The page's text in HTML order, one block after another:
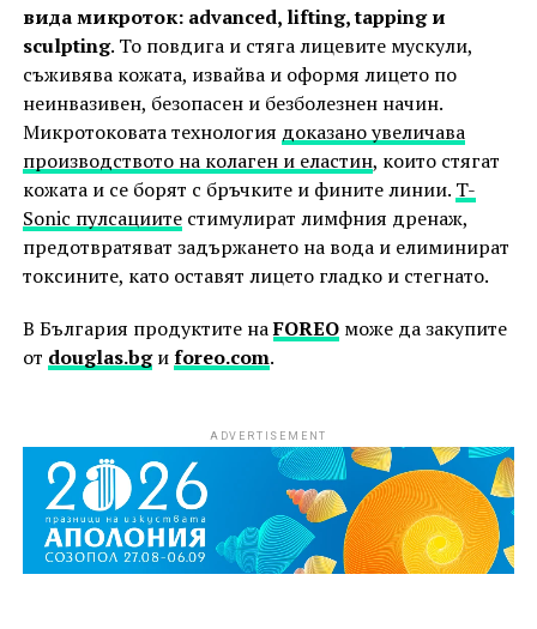
вида микроток: advanced, lifting, tapping и
sculpting. То повдига и стяга лицевите мускули,
съживява кожата, извайва и оформя лицето по
неинвазивен, безопасен и безболезнен начин.
Микротоковата технология доказано увеличава
производството на колаген и еластин, които стягат
кожата и се борят с бръчките и фините линии. T-
Sonic пулсациитестимулират лимфния дренаж,
предотвратяват задържането на вода и елиминират
токсините, като оставят лицето гладко и стегнато.
В България продуктите наFOREO може да закупите
от douglas.bgиforeo.com.
ADVERTISEMENT